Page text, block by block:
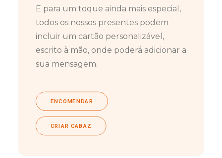
E para um toque ainda mais especial,
todos os nossos presentes podem
incluir um cartão personalizável,
escrito à mão, onde poderá adicionar a
sua mensagem.
ENCOMENDAR
CRIAR CABAZ